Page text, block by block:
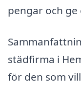
pengar och
städfirma i
för den som